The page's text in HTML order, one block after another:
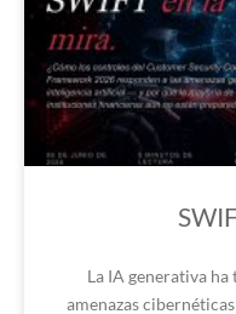
La IA generativa
amenazas